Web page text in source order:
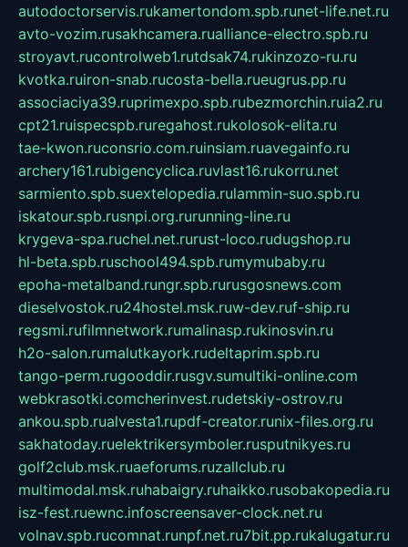
autodoctorservis.rukamertondom.spb.runet-life.net.ru
avto-vozim.rusakhcamera.rualliance-electro.spb.ru
stroyavt.rucontrolweb1.rutdsak74.rukinzozo-ru.ru
kvotka.ruiron-snab.rucosta-bella.rueugrus.pp.ru
associaciya39.ruprimexpo.spb.rubezmorchin.ruia2.ru
cpt21.ruispecspb.ruregahost.rukolosok-elita.ru
tae-kwon.ruconsrio.com.ruinsiam.ruavegainfo.ru
archery161.rubigencyclica.ruvlast16.rukorru.net
sarmiento.spb.suextelopedia.rulammin-suo.spb.ru
iskatour.spb.rusnpi.org.rurunning-line.ru
krygeva-spa.ruchel.net.rurust-loco.rudugshop.ru
hl-beta.spb.ruschool494.spb.rumymubaby.ru
epoha-metalband.rungr.spb.rurusgosnews.com
dieselvostok.ru24hostel.msk.ruw-dev.ruf-ship.ru
regsmi.rufilmnetwork.rumalinasp.rukinosvin.ru
h2o-salon.rumalutkayork.rudeltaprim.spb.ru
tango-perm.rugooddir.rusgv.sumultiki-online.com
webkrasotki.comcherinvest.rudetskiy-ostrov.ru
ankou.spb.rualvesta1.rupdf-creator.runix-files.org.ru
sakhatoday.ruelektrikersymboler.rusputnikyes.ru
golf2club.msk.ruaeforums.ruzallclub.ru
multimodal.msk.ruhabaigry.ruhaikko.rusobakopedia.ru
isz-fest.ruewnc.infoscreensaver-clock.net.ru
volnav.spb.rucomnat.runpf.net.ru7bit.pp.rukalugatur.ru